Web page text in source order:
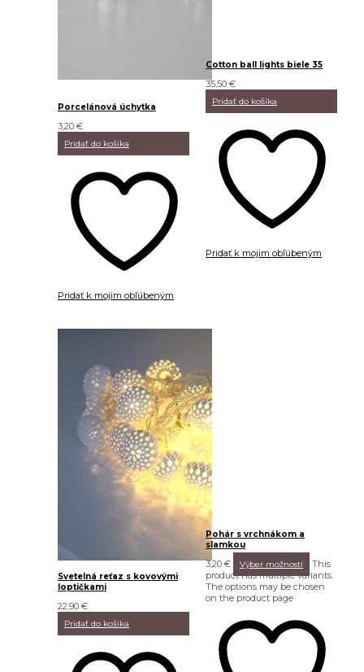
Porcelánová úchytka
3,20 €
Pridať do košíka
Pridať k mojim obľúbeným
Cotton ball lights biele 35
35,50€
Pridať do košíka
Pridať k mojim obľúbeným
Svetelná reťaz s kovovými
loptičkami
22,90 €
Pridať do košíka
Pohár s vrchnákom a
slamkou
3,20€ Výber možností
This
product has multiple variants.
The options may be chosen
on the product page